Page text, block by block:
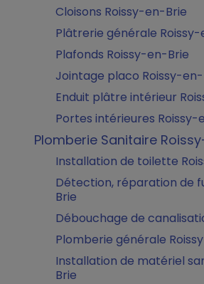
Cloisons Roissy-en-Brie
Plâtrerie générale
Plafonds Roissy-en-Brie
Jointage placo Roissy-
Enduit plâtre intérieur
Portes intérieures Roissy-
Plomberie Sanitaire
Installation de toilette
Détection, réparation de
Brie
Débouchage de
Plomberie générale
Installation de matériel
Brie